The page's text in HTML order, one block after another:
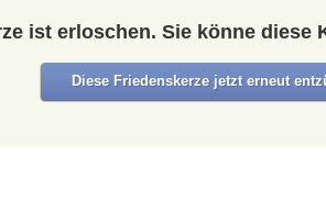
ist erloschen. Sie könne diese
Diese Friedenskerze jetzt erneut